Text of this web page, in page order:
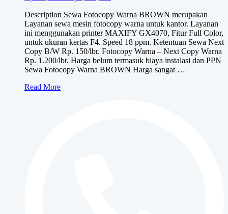
Rp700,000
hingga
Rp1,150,000
Description Sewa Fotocopy Warna BROWN merupakan
Layanan sewa mesin fotocopy warna untuk kantor. Layanan
ini menggunakan printer MAXIFY GX4070, Fitur Full Color,
untuk ukuran kertas F4. Speed 18 ppm. Ketentuan Sewa Next
Copy B/W Rp. 150/lbr. Fotocopy Warna – Next Copy Warna
Rp. 1.200/lbr. Harga belum termasuk biaya instalasi dan PPN
Sewa Fotocopy Warna BROWN Harga sangat …
Sewa
Read More